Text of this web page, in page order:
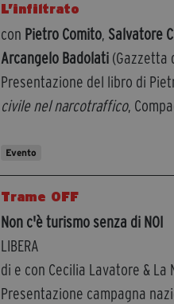
L’infiltrato
con Pietro Comito, Salvatore
Arcangelo Badolati (Gazzetta
Presentazione del libro di
civile nel narcotraffico,
Evento
Trame OFF
Non c'è turismo senza di NOI
LIBERA
di e con Cecilia Lavatore & La
Presentazione campagna